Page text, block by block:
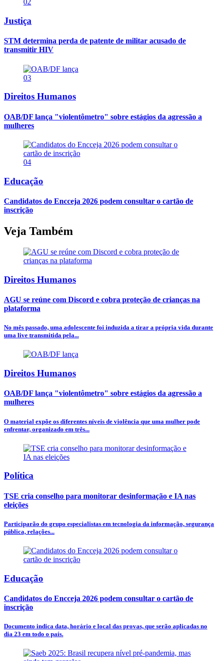
02
Justiça
STM determina perda de patente de militar acusado de
transmitir HIV
03
Direitos Humanos
OAB/DF lança "violentômetro" sobre estágios da agressão a
mulheres
04
Educação
Candidatos do Encceja 2026 podem consultar o cartão de
inscrição
Veja Também
Direitos Humanos
AGU se reúne com Discord e cobra proteção de crianças na
plataforma
No mês passado, uma adolescente foi induzida a tirar a própria vida durante
uma live transmitida pela...
Direitos Humanos
OAB/DF lança "violentômetro" sobre estágios da agressão a
mulheres
O material expõe os diferentes níveis de violência que uma mulher pode
enfrentar, organizado em três...
Política
TSE cria conselho para monitorar desinformação e IA nas
eleições
Participarão do grupo especialistas em tecnologia da informação, segurança
pública, relações...
Educação
Candidatos do Encceja 2026 podem consultar o cartão de
inscrição
Documento indica data, horário e local das provas, que serão aplicadas no
dia 23 em todo o país.